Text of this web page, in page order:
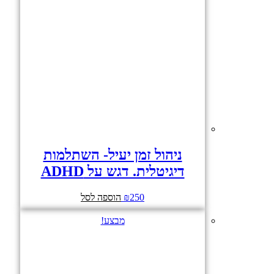
ניהול זמן יעיל- השתלמות
דיגיטלית. דגש על ADHD
₪250 הוספה לסל
מבצע!